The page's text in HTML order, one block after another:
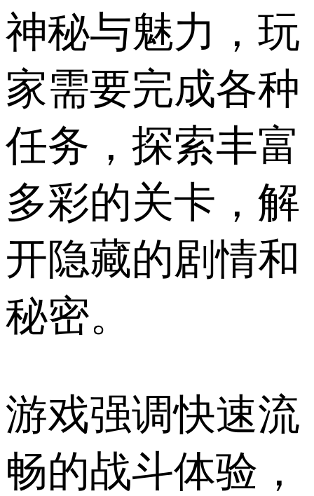
神秘与魅力，玩
家需要完成各种
任务，探索丰富
多彩的关卡，解
开隐藏的剧情和
秘密。
游戏强调快速流
畅的战斗体验，